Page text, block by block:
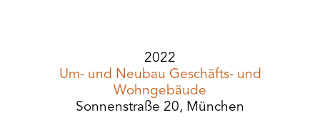
2022
Um- und Neubau Geschäfts- und
Wohngebäude
Sonnenstraße 20, München